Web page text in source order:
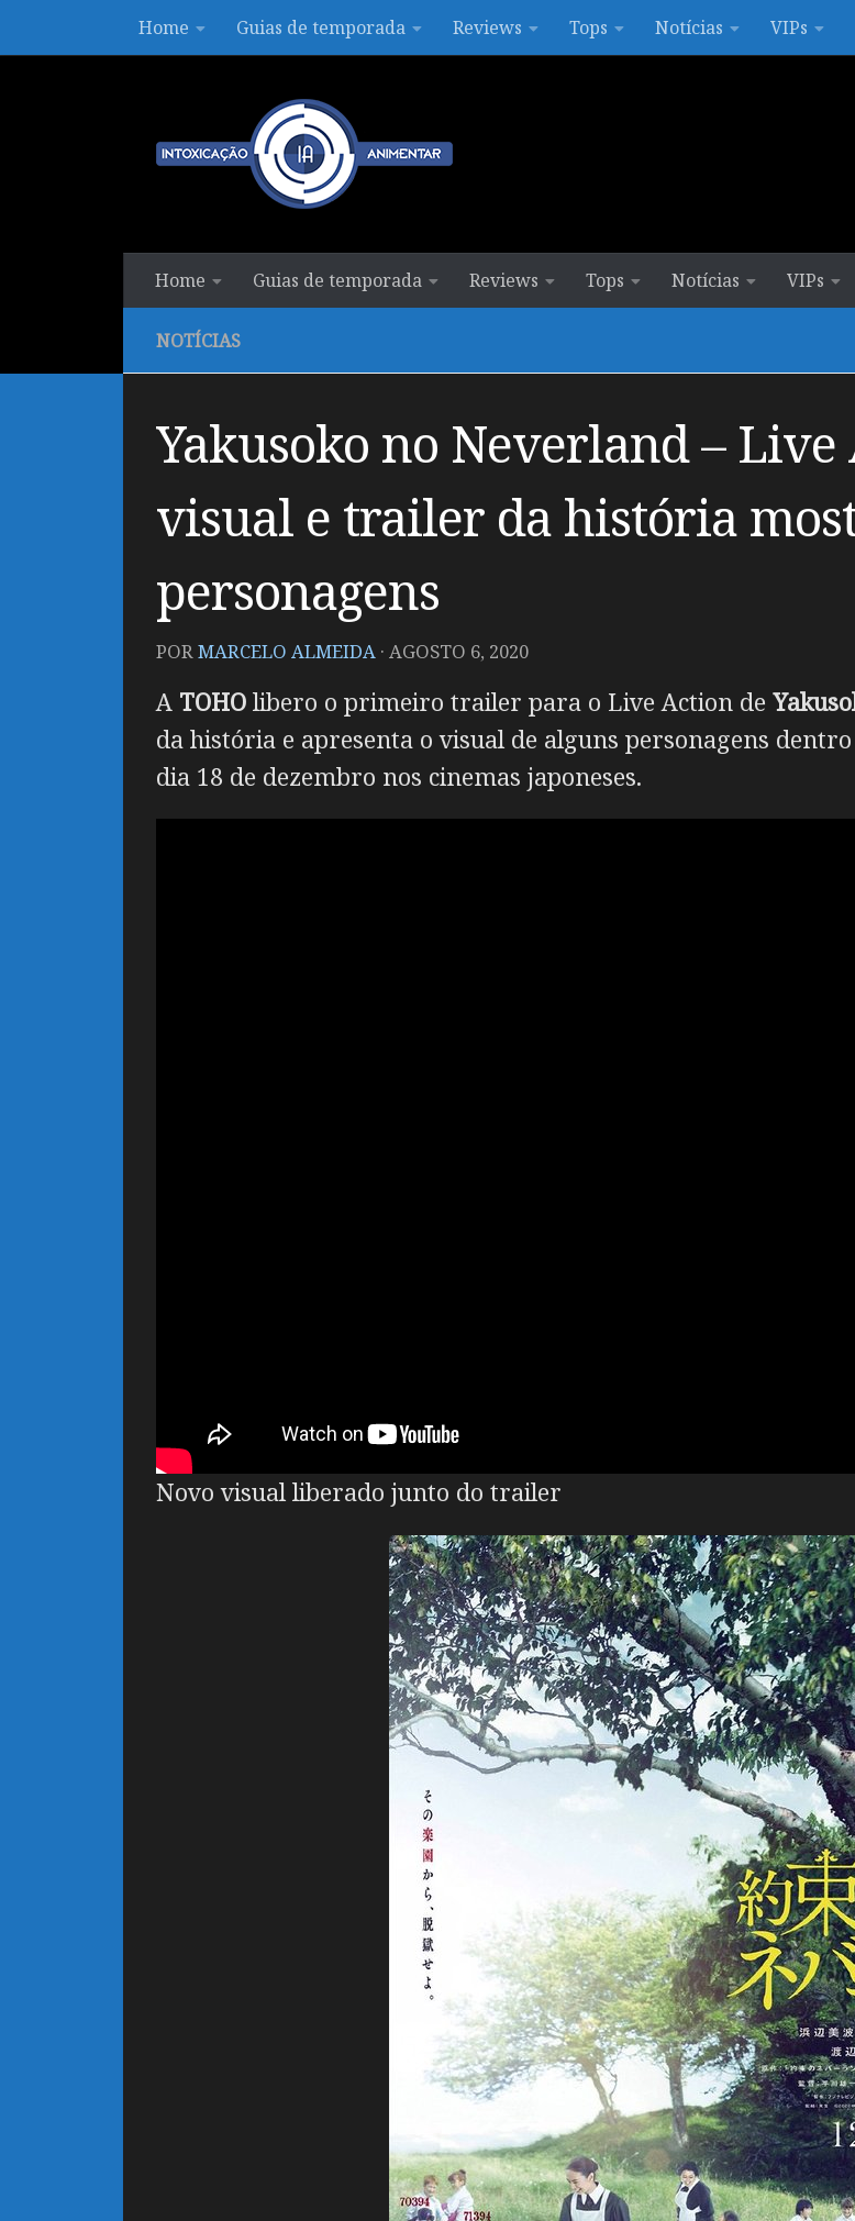
Skip to contentHome Guias de temporada Reviews Tops Notícias VIPs
Home Guias de temporada Reviews Tops Notícias VIPs
NOTÍCIAS
Yakusoko no Neverland –
visual e trailer da história
personagens
PORMARCELO ALMEIDA · AGOSTO 6, 2020
A TOHO libero o primeiro trailer para o Live Action de
da história e apresenta o visual de alguns personagens
dia 18 de dezembro nos cinemas japoneses.
Novo visual liberado junto do trailer